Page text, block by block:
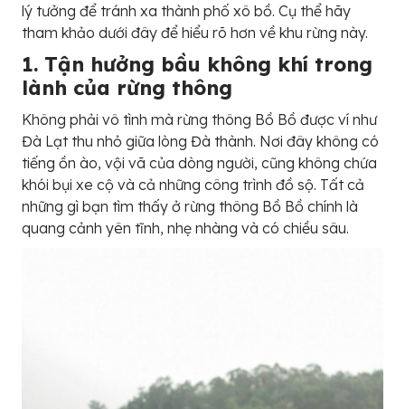
lý tưởng để tránh xa thành phố xô bồ. Cụ thể hãy
tham khảo dưới đây để hiểu rõ hơn về khu rừng này.
1. Tận hưởng bầu không khí trong
lành của rừng thông
Không phải vô tình mà rừng thông Bồ Bồ được ví như
Đà Lạt thu nhỏ giữa lòng Đà thành. Nơi đây không có
tiếng ồn ào, vội vã của dòng người, cũng không chứa
khói bụi xe cộ và cả những công trình đồ sộ. Tất cả
những gì bạn tìm thấy ở rừng thông Bồ Bồ chính là
quang cảnh yên tĩnh, nhẹ nhàng và có chiều sâu.